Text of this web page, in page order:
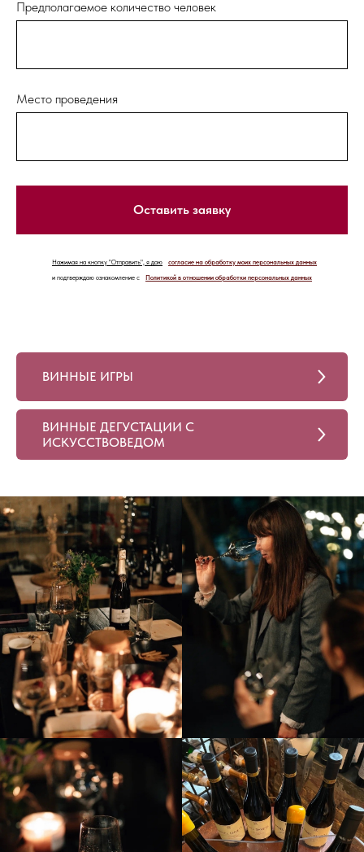
Предполагаемое количество человек
Место проведения
Оставить заявку
Нажимая на кнопку "Отправить", я даю
и подтверждаю ознакомление с
Политикой в отношении обработки персональных данных
согласие на обработку моих персональных данных
ВИННЫЕ ИГРЫ
ВИННЫЕ ДЕГУСТАЦИИ С
ИСКУССТВОВЕДОМ